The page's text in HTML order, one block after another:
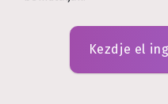
Kezdje el